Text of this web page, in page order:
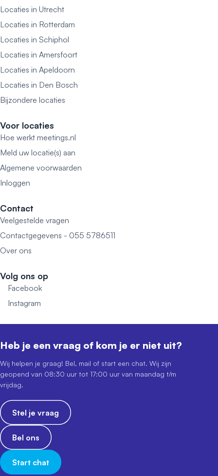
Locaties in Utrecht
Locaties in Rotterdam
Locaties in Schiphol
Locaties in Amersfoort
Locaties in Apeldoorn
Locaties in Den Bosch
Bijzondere locaties
Voor locaties
Hoe werkt meetings.nl
Meld uw locatie(s) aan
Algemene voorwaarden
Inloggen
Contact
Veelgestelde vragen
Contactgegevens - 055 5786511
Over ons
Volg ons op
Facebook
Instagram
Heb je een vraag of kom je er niet uit?
Wij helpen je graag! Bel, mail of start een chat. Wij zijn
geopend van 08:30 uur tot 17:00 uur van maandag t/m
vrijdag.
Stel je vraag
Bel ons
Start chat